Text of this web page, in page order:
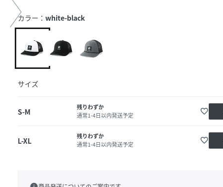
カラー： white-black
サイズ
S-M
残りわずか
通常1-4日以内発送予定
favorite_border
L-XL
残りわずか
通常1-4日以内発送予定
favorite_border